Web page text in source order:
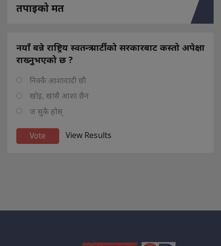
तपाइको मत
नयाँ बन्ने राष्ट्रिय स्वतन्त्र पार्टीको सरकारबाट कस्तो अपेक्षा
राख्नुभएको छ ?
निक्कै आशावादी छौ
खोइ, खासै आशा छैन
ज सुकै होस्
View Results